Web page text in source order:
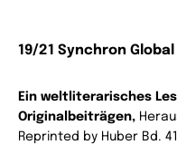
19/21 Synchron Global
Ein weltliterarisches
Originalbeiträgen,
Reprinted by Huber Bd. 41